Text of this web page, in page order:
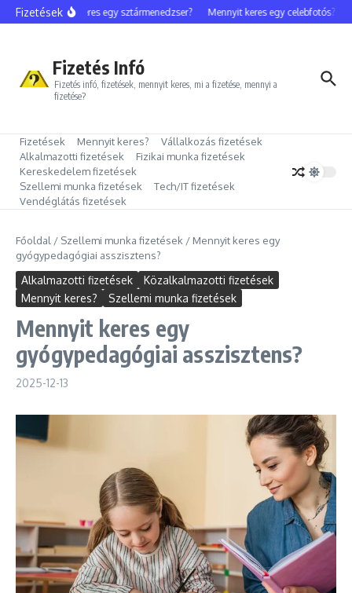
Ugrás a tartalomhoz
Fizetések
Mennyit keres egy sztármenedzser? Mennyit keres egy celebfotós?
Fizetés Infó
Fizetés infó, fizetések, mennyit keres, mi a fizetése, mennyi a
fizetése?
Fizetések Mennyit keres?
Vállalkozás fizetések
Alkalmazotti fizetések
Fizikai munka fizetések
Kereskedelem fizetések
Szellemi munka fizetések
Tech/IT fizetések
Vendéglátás fizetések
Főoldal / Szellemi munka fizetések / Mennyit keres egy
gyógypedagógiai asszisztens?
Alkalmazotti fizetések
Közalkalmazotti fizetések
Mennyit keres?
Szellemi munka fizetések
Mennyit keres egy
gyógypedagógiai asszisztens?
2025-12-13